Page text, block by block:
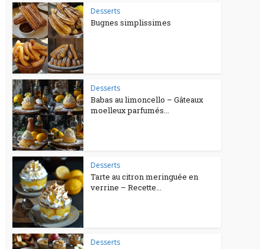
Desserts
Bugnes simplissimes
Desserts
Babas au limoncello – Gâteaux
moelleux parfumés...
Desserts
Tarte au citron meringuée en
verrine – Recette...
Desserts